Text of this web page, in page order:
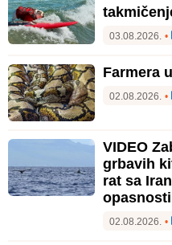
03.08.2026. •
Farmera
02.08.2026. •
VIDEO
grbavih
rat sa
opasnosti
02.08.2026. •